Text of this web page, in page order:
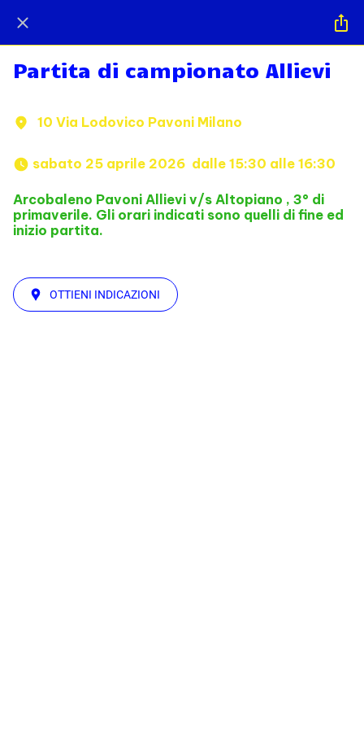
Partita di campionato Allievi
10 Via Lodovico Pavoni Milano
sabato 25 aprile 2026  dalle 15:30 alle 16:30
Arcobaleno Pavoni Allievi v/s Altopiano , 3° di
primaverile. Gli orari indicati sono quelli di fine ed
inizio partita.
OTTIENI INDICAZIONI